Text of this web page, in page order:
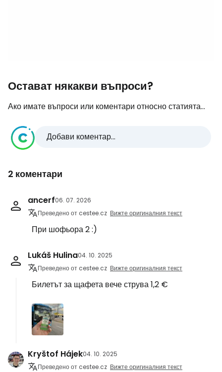
Остават някакви въпроси?
Ако имате въпроси или коментари относно статията...
Добави коментар...
2 коментари
ancerf06. 07. 2026
Преведено от cestee.cz Вижте оригиналния текст
При шофьора 2 :)
Lukáš Hulina04. 10. 2025
Преведено от cestee.cz Вижте оригиналния текст
Билетът за щафета вече струва 1,2 €
Kryštof Hájek04. 10. 2025
Преведено от cestee.cz Вижте оригиналния текст